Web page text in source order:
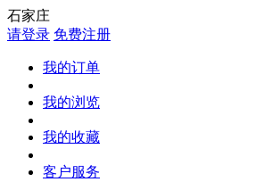
石家庄
请登录 免费注册
我的订单
我的浏览
我的收藏
客户服务